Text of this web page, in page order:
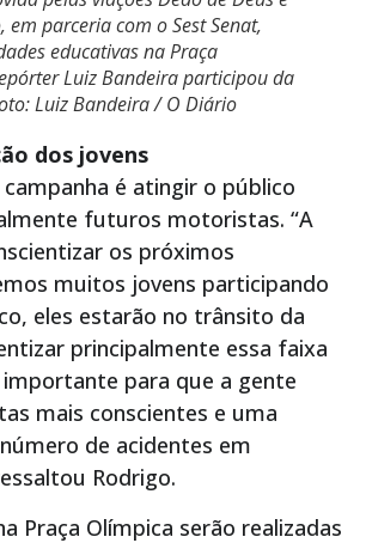
em parceria com o Sest Senat,
educativas na Praça
Luiz Bandeira participou da
Luiz Bandeira / O Diário
dos jovens
é atingir o público
futuros motoristas. “A
os próximos
muitos jovens participando
eles estarão no trânsito da
principalmente essa faixa
para que a gente
mais conscientes e uma
de acidentes em
Rodrigo.
Praça Olímpica serão realizadas